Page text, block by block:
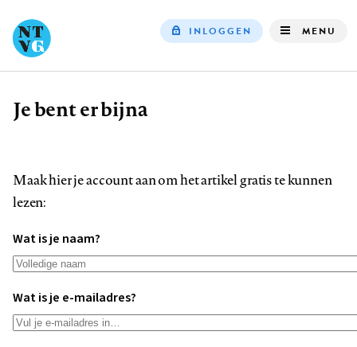
INLOGGEN MENU
Kruimelpad
Je bent er bijna
Maak hier je account aan om het artikel gratis te kunnen
lezen:
Wat is je naam?
Wat is je e-mailadres?